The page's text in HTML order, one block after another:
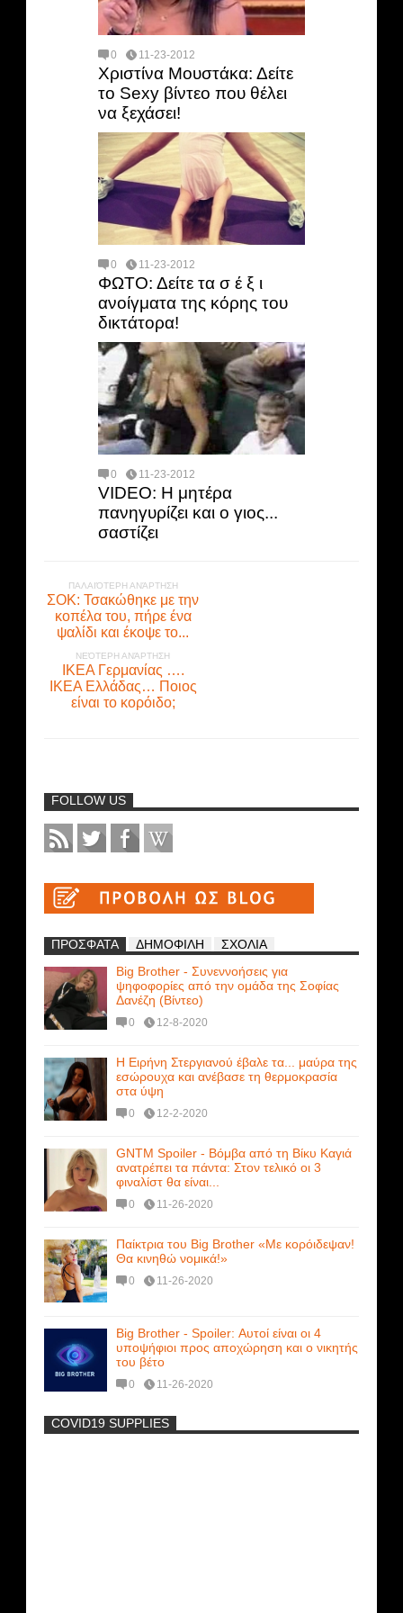
0 11-23-2012
Χριστίνα Μουστάκα: Δείτε
το Sexy βίντεο που θέλει
να ξεχάσει!
0 11-23-2012
ΦΩΤΟ: Δείτε τα σ έ ξ ι
ανοίγματα της κόρης του
δικτάτορα!
0 11-23-2012
VIDEO: Η μητέρα
πανηγυρίζει και ο γιος...
σαστίζει
ΠΑΛΑΙΌΤΕΡΗ ΑΝΆΡΤΗΣΗ
ΣΟΚ: Τσακώθηκε με την
κοπέλα του, πήρε ένα
ψαλίδι και έκοψε το...
ΝΕΌΤΕΡΗ ΑΝΆΡΤΗΣΗ
IKEA Γερμανίας ….
ΙΚΕΑ Ελλάδας… Ποιος
είναι το κορόιδο;
FOLLOW US
ΠΡΟΣΦΑΤΑ ΔΗΜΟΦΙΛΗ
ΣΧΟΛΙΑ
Big Brother - Συνεννοήσεις για
ψηφοφορίες από την ομάδα της Σοφίας
Δανέζη (Βίντεο)
0 12-8-2020
Η Ειρήνη Στεργιανού έβαλε τα... μαύρα της
εσώρουχα και ανέβασε τη θερμοκρασία
στα ύψη
0 12-2-2020
GNTM Spoiler - Βόμβα από τη Βίκυ Καγιά
ανατρέπει τα πάντα: Στον τελικό οι 3
φιναλίστ θα είναι...
0 11-26-2020
Παίκτρια του Big Brother «Με κορόιδεψαν!
Θα κινηθώ νομικά!»
0 11-26-2020
Big Brother - Spoiler: Αυτοί είναι οι 4
υποψήφιοι προς αποχώρηση και ο νικητής
του βέτο
0 11-26-2020
-
COVID19 SUPPLIES